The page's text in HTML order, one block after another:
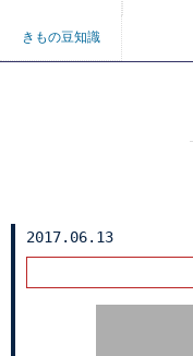
きもの豆知識
2017.06.13